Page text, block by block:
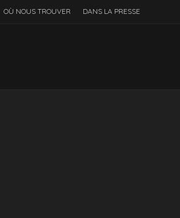
OÙ NOUS TROUVER DANS LA PRESSE